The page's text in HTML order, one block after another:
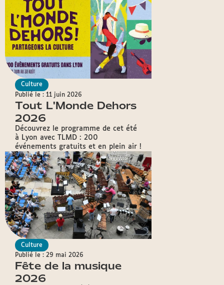
Culture
Publié le : 11 juin 2026
Tout L'Monde Dehors
2026
Découvrez le programme de cet été
à Lyon avec TLMD : 200
événements gratuits et en plein air !
Culture
Publié le : 29 mai 2026
Fête de la musique
2026